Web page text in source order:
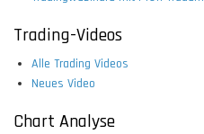
Trading-Videos
Alle Trading Videos
Neues Video
Chart Analyse